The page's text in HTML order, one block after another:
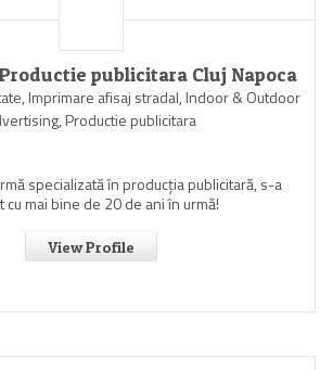
publicitara Cluj Napoca
Imprimare afisaj stradal, Indoor & Outdoor
Productie publicitara
specializată în producția publicitară, s-a
cu mai bine de 20 de ani în urmă!
View Profile